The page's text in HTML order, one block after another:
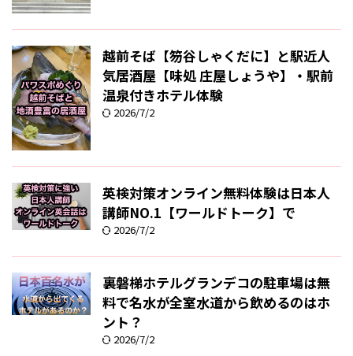
越前そば【笏谷しゃくだに】と駅近人
気居酒屋【味処 庄屋しょうや】・駅前
温泉付きホテル体験
2026/7/2
英検対策オンライン無料体験は日本人
講師NO.1【ワールドトーク】で
2026/7/2
裏磐梯ホテルグランデコの駐車場は無
料で名水が全室水道から飲めるのはホ
ント？
2026/7/2